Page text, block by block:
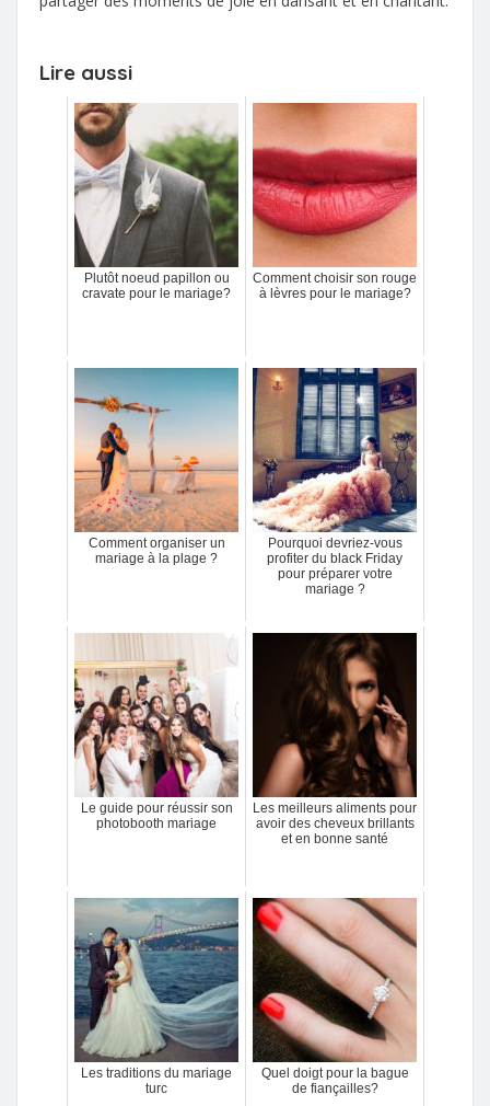
Lire aussi
Plutôt noeud papillon ou
cravate pour le mariage?
Comment choisir son rouge
à lèvres pour le mariage?
Comment organiser un
mariage à la plage ?
Pourquoi devriez-vous
profiter du black Friday
pour préparer votre
mariage ?
Le guide pour réussir son
photobooth mariage
Les meilleurs aliments pour
avoir des cheveux brillants
et en bonne santé
Les traditions du mariage
turc
Quel doigt pour la bague
de fiançailles?